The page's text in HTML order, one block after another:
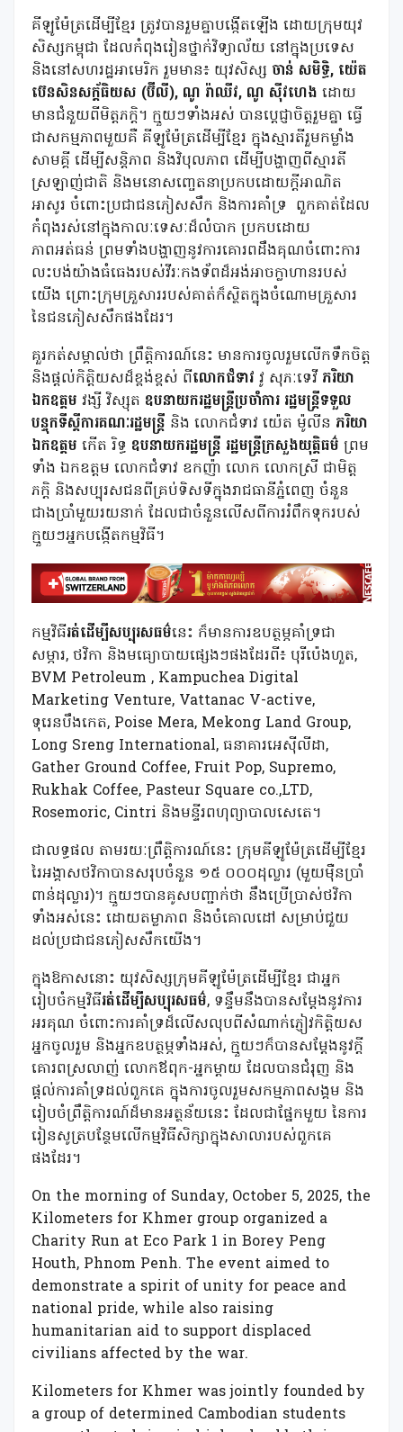
គីឡូម៉ែត្រដើម្បីខ្មែរ ត្រូវបានរួមគ្នាបង្កើតឡើង ដោយក្រុមយុវ
សិស្សកម្ពុជា ដែលកំពុងរៀនថ្នាក់វិទ្យាល័យ នៅក្នុងប្រទេស
និងនៅសហរដ្ឋអាមេរិក រួមមាន៖ យុវសិស្ស ចាន់ សមិទ្ធិ, យ៉េត
ប៊េនសិនសក្ត័ធិយស (ប៊ីលី), ណូ រ៉ាឈីវ, ណូ ស៊ីវហេង ដោយ
មានជំនួយពីមិត្តភក្តិ។ ក្មួយៗទាំងអស់ បានប្តេជ្ញាចិត្តរួមគ្នា ធ្វើ
ជាសកម្មភាពមួយគឺ គីឡូម៉ែត្រ​ដើម្បីខ្មែរ ក្នុងស្មារតីរួមកម្លាំង
សាមគ្គី ដើម្បីសន្តិភាព និងវិបុលភាព ដើម្បីបង្ហាញពីស្មារតី
ស្រឡាញ់​ជាតិ និងមនោសញ្ចេតនាប្រកបដោយក្តីអាណិត
អាសូរ ចំពោះប្រជាជនភៀសសឹក និងការគាំទ្រ ពួកគាត់ដែល
កំពុងរស់នៅក្នុងកាលៈទេសៈដ៏លំបាក ប្រកបដោយ
ភាពអត់ធន់ ព្រមទាំងបង្ហាញនូវការគោរព​ដឹងគុណចំពោះការ
លះបង់យ៉ាងធំធេងរបស់វីរៈកងទ័ពដ៏អង់អាចក្លាហានរបស់
យើង ព្រោះ​ក្រុម​គ្រួសាររបស់គាត់ក៏ស្ថិតក្នុងចំណោម​​គ្រួសារ
នៃជនភៀសសឹកផងដែរ។
គួរកត់សម្គាល់ថា ព្រឹត្តិការណ៍នេះ មានការចូលរួមលើកទឹកចិត្ត
និងផ្តល់កិត្តិយសដ៏ខ្ពង់ខ្ពស់ ពីលោកជំទាវ វូ សុភៈទេវី ភរិយា
ឯកឧត្តម វង្សី វិស្សុត ឧបនាយករដ្ឋមន្ត្រីប្រចាំការ រដ្ឋមន្ត្រីទទួល
បន្ទុកទីស្តីការគណៈរដ្ឋមន្ត្រី និង លោកជំទាវ យ៉េត ម៉ូលីន ភរិយា
ឯកឧត្តម កើត រិទ្ធ ឧបនាយករដ្ឋមន្រ្តី រដ្ឋមន្រ្តីក្រសួងយុត្តិធម៌ ព្រម
ទាំង ឯកឧត្តម លោកជំទាវ ឧកញ៉ា លោក លោកស្រី ជាមិត្ត
ភក្តិ និងសប្បុរសជនពីគ្រប់ទិសទីក្នុងរាជធានីភ្នំពេញ ចំនួន
ជាងប្រាំមួយរយនាក់ ដែលជាចំនួនលើសពីការរំពឹកទុករបស់
ក្មួយៗអ្នកបង្កើតកម្មវិធី។
កម្មវិធីរត់ដើម្បីសប្បុរសធម៌នេះ ក៏មានការឧបត្ថម្ភគាំទ្រជា
សម្ភារ, ថវិកា និងមធ្យោបាយផ្សេងៗផងដែរពី៖ បុរីប៉េងហួត,
BVM Petroleum , Kampuchea Digital
Marketing Venture, Vattanac V-active,
ទុរេនបឹងកេត, Poise Mera, Mekong Land Group,
Long Sreng International, ធនាគារអេស៊ីលីដា,
Gather Ground Coffee, Fruit Pop, Supremo,
Rukhak Coffee, Pasteur Square co.,LTD,
Rosemoric, Cintri និងមន្ទីរពហុព្យាបាលសេតេ។
ជាលទ្ធផល តាមរយៈព្រឹត្តិការណ៍នេះ ក្រុមគីឡូម៉ែត្រដើម្បីខ្មែរ
រៃអង្គាសថវិកាបានសរុបចំនួន ១៥ ០០០ដុល្លារ (មួយម៉ឺនប្រាំ
ពាន់ដុល្លារ)។ ក្មួយៗបានគូសបញ្ជាក់ថា នឹងប្រើប្រាស់ថវិកា
ទាំងអស់នេះ ដោយតម្លាភាព និងចំគោលដៅ សម្រាប់ជួយ
ដល់ប្រជាជនភៀសសឹកយើង។
ក្នុងឱកាសនោះ យុវសិស្សក្រុមគីឡូម៉ែត្រដើម្បីខ្មែរ ជាអ្នក
រៀបចំកម្មវិធីរត់ដើម្បីសប្បុរសធម៌, ទន្ទឹមនឹងបានសម្តែងនូវការ
អរគុណ ចំពោះការគាំទ្រដ៏លើសលុបពីសំណាក់ភ្ញៀវកិត្តិយស
អ្នកចូលរួម និងអ្នកឧបត្ថម្ភទាំងអស់, ក្មួយៗក៏បានសម្តែងនូវក្តី
គោរពស្រលាញ់ លោកឪពុក-អ្នកម្តាយ ដែលបានជំរុញ និង
ផ្តល់ការគាំទ្រដល់ពួកគេ ក្នុងការចូលរួមសកម្មភាពសង្គម និង
រៀបចំព្រឹត្តិការណ៍ដ៏មានអត្ថន័យនេះ ដែលជាផ្នែកមួយ នៃការ
រៀនសូត្របន្ថែមលើកម្មវិធីសិក្សាក្នុងសាលារបស់ពួកគេ
ផងដែរ។
On the morning of Sunday, October 5, 2025, the
Kilometers for Khmer group organized a
Charity Run at Eco Park 1 in Borey Peng
Houth, Phnom Penh. The event aimed to
demonstrate a spirit of unity for peace and
national pride, while also raising
humanitarian aid to support displaced
civilians affected by the war.
Kilometers for Khmer was jointly founded by
a group of determined Cambodian students